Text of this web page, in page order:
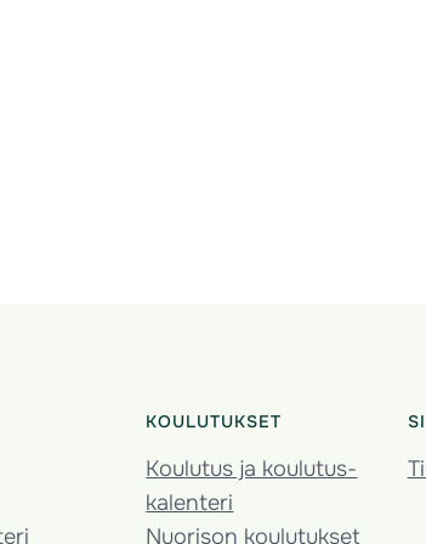
KOULUTUKSET
Koulutus ja koulutus­
kalenteri
Nuorison koulutukset